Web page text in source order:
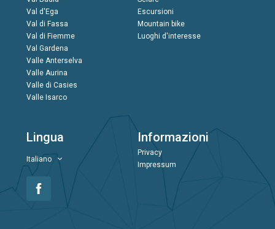
Val d'Ega
Val di Fassa
Val di Fiemme
Val Gardena
Valle Anterselva
Valle Aurina
Valle di Casies
Valle Isarco
Escursioni
Mountain bike
Luoghi d'interesse
Lingua
Italiano
Informazioni
Privacy
Impressum